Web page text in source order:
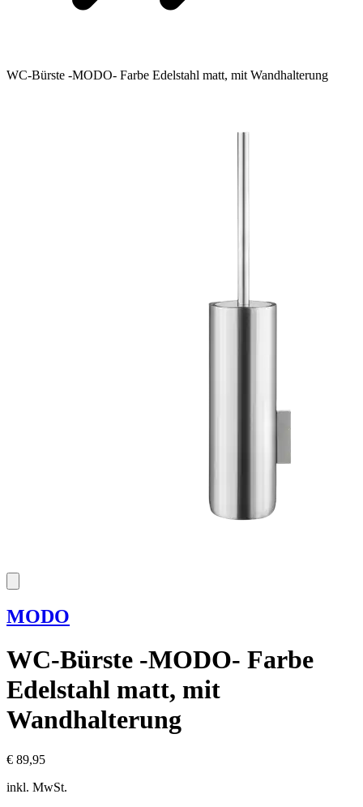
WC-Bürste -MODO- Farbe Edelstahl matt, mit Wandhalterung
MODO
WC-Bürste -MODO- Farbe
Edelstahl matt, mit
Wandhalterung
€ 89,95
inkl. MwSt.